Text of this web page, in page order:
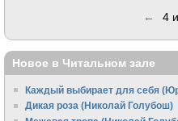
← 4
Новое в Читальном зале
Каждый выбирает для себя
Дикая роза (Николай Голубош)